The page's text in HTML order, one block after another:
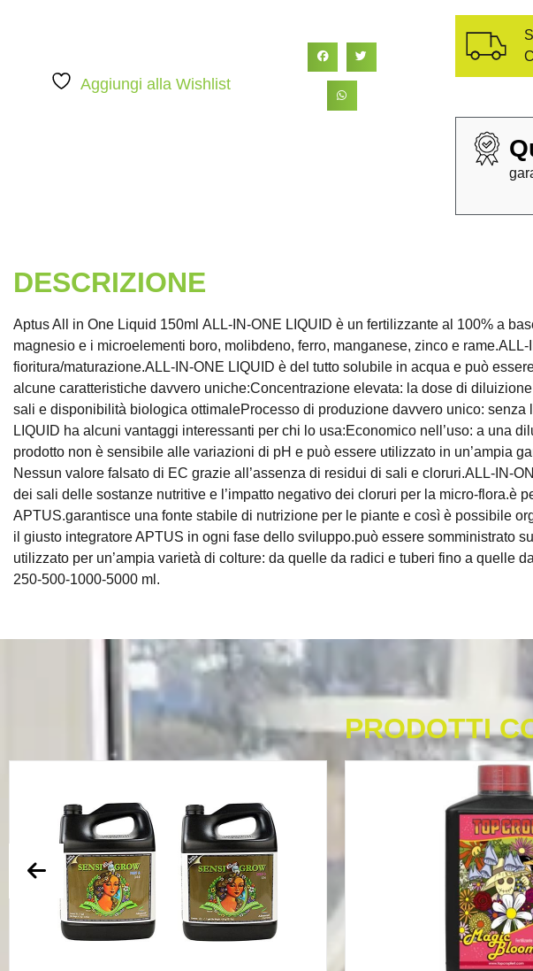
Aggiungi alla Wishlist
DESCRIZIONE
Aptus All in One Liquid 150ml ALL-IN-ONE LIQUID è un fertilizzante al 100% a
magnesio e i microelementi boro, molibdeno, ferro, manganese, zinco e
fioritura/maturazione.ALL-IN-ONE LIQUID è del tutto solubile in acqua e può
alcune caratteristiche davvero uniche:Concentrazione elevata: la dose di
sali e disponibilità biologica ottimaleProcesso di produzione davvero unico:
LIQUID ha alcuni vantaggi interessanti per chi lo usa:Economico nell’uso: a una
prodotto non è sensibile alle variazioni di pH e può essere utilizzato in un’ampia
Nessun valore falsato di EC grazie all’assenza di residui di sali e cloruri.ALL-IN-
dei sali delle sostanze nutritive e l’impatto negativo dei cloruri per la micro-flora.è
APTUS.garantisce una fonte stabile di nutrizione per le piante e così è possibile
il giusto integratore APTUS in ogni fase dello sviluppo.può essere somministrato
utilizzato per un’ampia varietà di colture: da quelle da radici e tuberi fino a quelle
250-500-1000-5000 ml.
PRODOTTI